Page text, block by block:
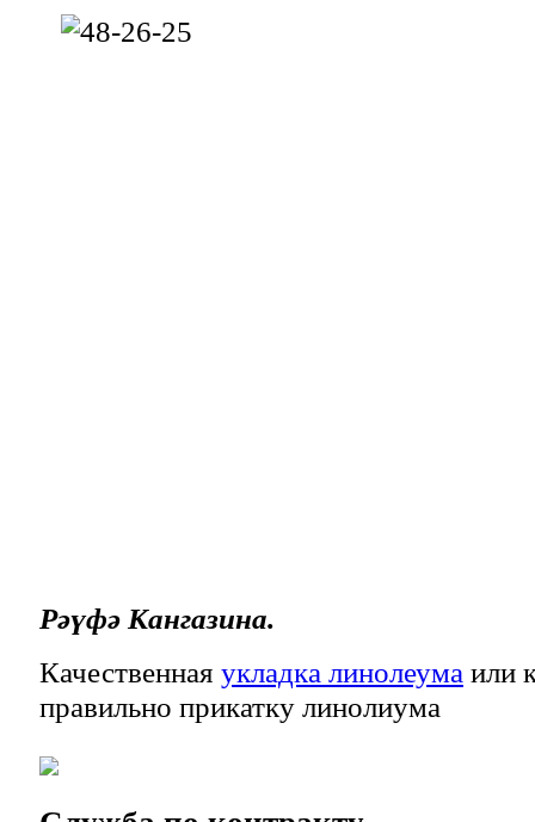
Рәүфә Кангазина.
Качественная укладка линолеума или
правильно прикатку линолиума